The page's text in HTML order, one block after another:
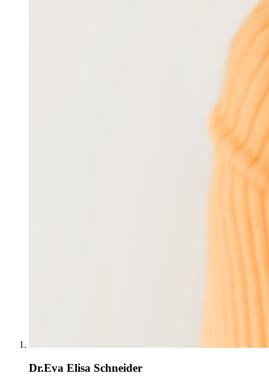
Dr.Eva Elisa Schneider